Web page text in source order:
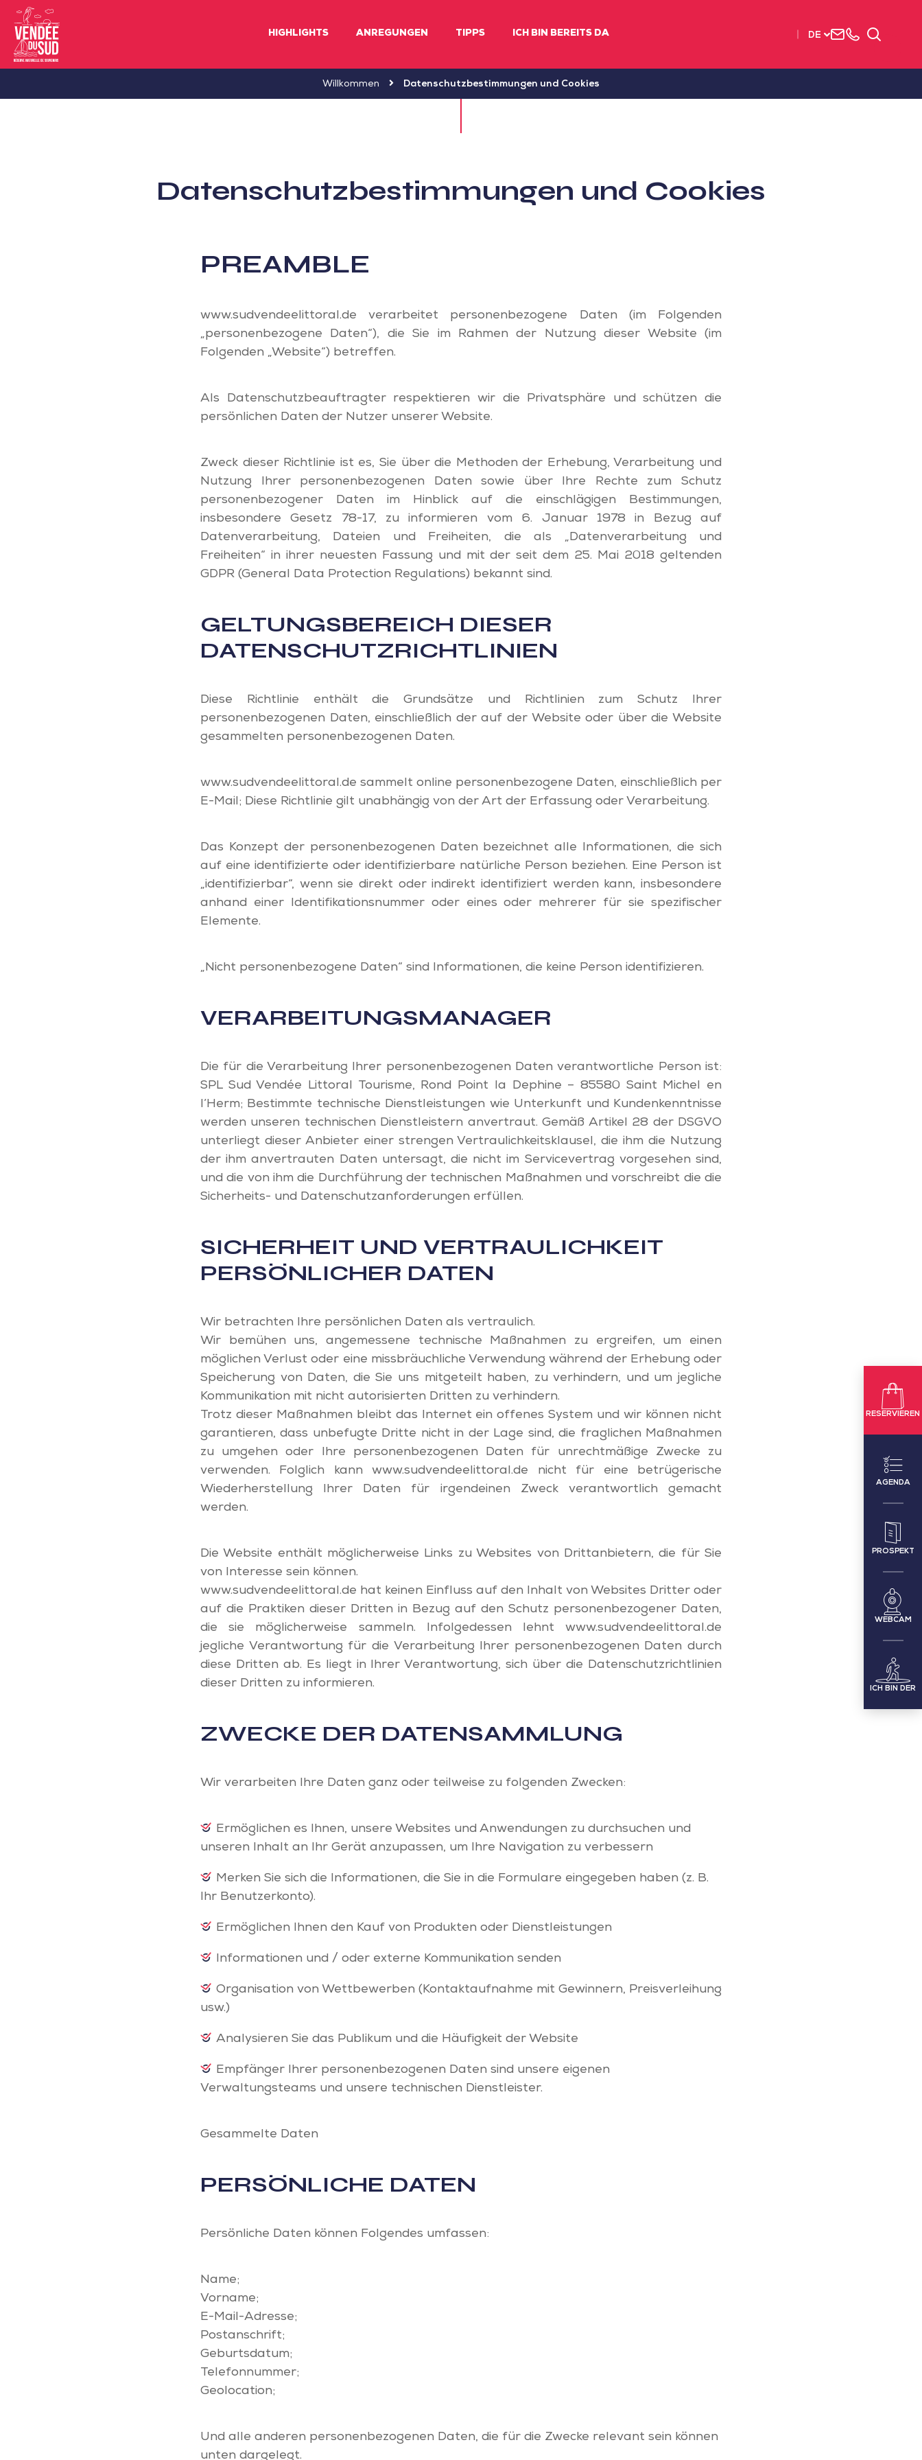
Sud
HIGHLIGHTS ANREGUNGEN TIPPS ICH BIN BEREITS DA DE
Uns+33Suchen
RESERVIEREN
AGENDA
PROSPEKT
WEBCAM
ICH BIN DER
Willkommen Datenschutzbestimmungen und Cookies
Datenschutzbestimmungen und Cookies
PREAMBLE
www.sudvendeelittoral.de verarbeitet personenbezogene Daten (im Folgenden
„personenbezogene Daten“), die Sie im Rahmen der Nutzung dieser Website (im
Folgenden „Website“) betreffen.
Als Datenschutzbeauftragter respektieren wir die Privatsphäre und schützen die
persönlichen Daten der Nutzer unserer Website.
Zweck dieser Richtlinie ist es, Sie über die Methoden der Erhebung, Verarbeitung und
Nutzung Ihrer personenbezogenen Daten sowie über Ihre Rechte zum Schutz
personenbezogener Daten im Hinblick auf die einschlägigen Bestimmungen,
insbesondere Gesetz 78-17, zu informieren vom 6. Januar 1978 in Bezug auf
Datenverarbeitung, Dateien und Freiheiten, die als „Datenverarbeitung und
Freiheiten“ in ihrer neuesten Fassung und mit der seit dem 25. Mai 2018 geltenden
GDPR (General Data Protection Regulations) bekannt sind.
GELTUNGSBEREICH DIESER
DATENSCHUTZRICHTLINIEN
Diese Richtlinie enthält die Grundsätze und Richtlinien zum Schutz Ihrer
personenbezogenen Daten, einschließlich der auf der Website oder über die Website
gesammelten personenbezogenen Daten.
www.sudvendeelittoral.de sammelt online personenbezogene Daten, einschließlich per
E-Mail; Diese Richtlinie gilt unabhängig von der Art der Erfassung oder Verarbeitung.
Das Konzept der personenbezogenen Daten bezeichnet alle Informationen, die sich
auf eine identifizierte oder identifizierbare natürliche Person beziehen. Eine Person ist
„identifizierbar“, wenn sie direkt oder indirekt identifiziert werden kann, insbesondere
anhand einer Identifikationsnummer oder eines oder mehrerer für sie spezifischer
Elemente.
„Nicht personenbezogene Daten“ sind Informationen, die keine Person identifizieren.
VERARBEITUNGSMANAGER
Die für die Verarbeitung Ihrer personenbezogenen Daten verantwortliche Person ist:
SPL Sud Vendée Littoral Tourisme, Rond Point la Dephine – 85580 Saint Michel en
l’Herm; Bestimmte technische Dienstleistungen wie Unterkunft und Kundenkenntnisse
werden unseren technischen Dienstleistern anvertraut. Gemäß Artikel 28 der DSGVO
unterliegt dieser Anbieter einer strengen Vertraulichkeitsklausel, die ihm die Nutzung
der ihm anvertrauten Daten untersagt, die nicht im Servicevertrag vorgesehen sind,
und die von ihm die Durchführung der technischen Maßnahmen und vorschreibt die die
Sicherheits- und Datenschutzanforderungen erfüllen.
SICHERHEIT UND VERTRAULICHKEIT
PERSÖNLICHER DATEN
Wir betrachten Ihre persönlichen Daten als vertraulich.
Wir bemühen uns, angemessene technische Maßnahmen zu ergreifen, um einen
möglichen Verlust oder eine missbräuchliche Verwendung während der Erhebung oder
Speicherung von Daten, die Sie uns mitgeteilt haben, zu verhindern, und um jegliche
Kommunikation mit nicht autorisierten Dritten zu verhindern.
Trotz dieser Maßnahmen bleibt das Internet ein offenes System und wir können nicht
garantieren, dass unbefugte Dritte nicht in der Lage sind, die fraglichen Maßnahmen
zu umgehen oder Ihre personenbezogenen Daten für unrechtmäßige Zwecke zu
verwenden. Folglich kann www.sudvendeelittoral.de nicht für eine betrügerische
Wiederherstellung Ihrer Daten für irgendeinen Zweck verantwortlich gemacht
werden.
Die Website enthält möglicherweise Links zu Websites von Drittanbietern, die für Sie
von Interesse sein können.
www.sudvendeelittoral.de hat keinen Einfluss auf den Inhalt von Websites Dritter oder
auf die Praktiken dieser Dritten in Bezug auf den Schutz personenbezogener Daten,
die sie möglicherweise sammeln. Infolgedessen lehnt www.sudvendeelittoral.de
jegliche Verantwortung für die Verarbeitung Ihrer personenbezogenen Daten durch
diese Dritten ab. Es liegt in Ihrer Verantwortung, sich über die Datenschutzrichtlinien
dieser Dritten zu informieren.
ZWECKE DER DATENSAMMLUNG
Wir verarbeiten Ihre Daten ganz oder teilweise zu folgenden Zwecken:
Ermöglichen es Ihnen, unsere Websites und Anwendungen zu durchsuchen und
unseren Inhalt an Ihr Gerät anzupassen, um Ihre Navigation zu verbessern
Merken Sie sich die Informationen, die Sie in die Formulare eingegeben haben (z. B.
Ihr Benutzerkonto).
Ermöglichen Ihnen den Kauf von Produkten oder Dienstleistungen
Informationen und / oder externe Kommunikation senden
Organisation von Wettbewerben (Kontaktaufnahme mit Gewinnern, Preisverleihung
usw.)
Analysieren Sie das Publikum und die Häufigkeit der Website
Empfänger Ihrer personenbezogenen Daten sind unsere eigenen
Verwaltungsteams und unsere technischen Dienstleister.
Gesammelte Daten
PERSÖNLICHE DATEN
Persönliche Daten können Folgendes umfassen:
Name;
Vorname;
E-Mail-Adresse;
Postanschrift;
Geburtsdatum;
Telefonnummer;
Geolocation;
Und alle anderen personenbezogenen Daten, die für die Zwecke relevant sein können
unten dargelegt.